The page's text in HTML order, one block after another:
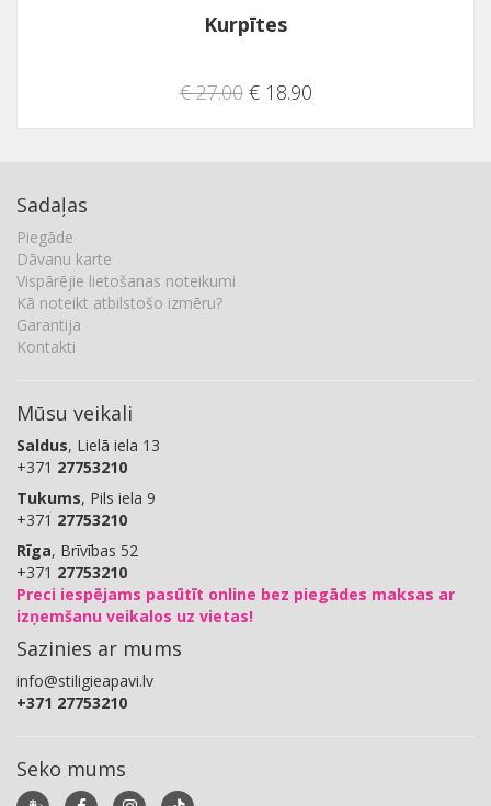
Kurpītes
€ 27.00€ 18.90
Sadaļas
Piegāde
Dāvanu karte
Vispārējie lietošanas noteikumi
Kā noteikt atbilstošo izmēru?
Garantija
Kontakti
Mūsu veikali
Saldus, Lielā iela 13
+371 27753210
Tukums, Pils iela 9
+371 27753210
Rīga, Brīvības 52
+371 27753210
Preci iespējams pasūtīt online bez piegādes maksas ar
izņemšanu veikalos uz vietas!
Sazinies ar mums
info@stiligieapavi.lv
+371 27753210
Seko mums